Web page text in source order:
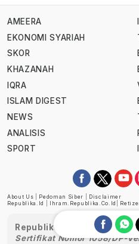
AMEERA
EKONOMI SYARIAH
SKOR
KHAZANAH
IQRA
ISLAM DIGEST
NEWS
ANALISIS
SPORT
About Us Pedoman Siber
Disclaimer
Republika.id
Ihram.republika.co.id
Republika telah
Sertifikat Nomor 1058/DP-